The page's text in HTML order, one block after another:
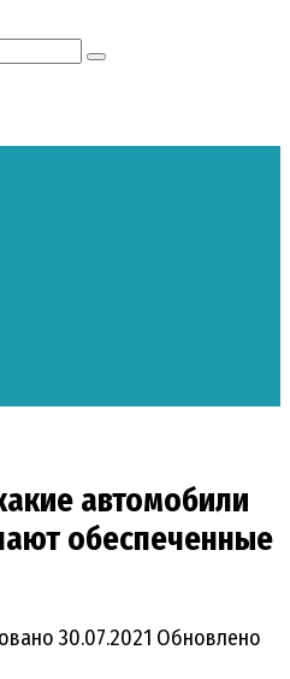
автомобили
обеспеченные
30.07.2021 Обновлено